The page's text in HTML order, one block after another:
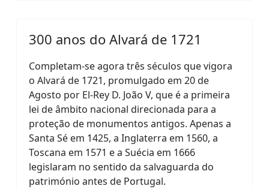
300 anos do Alvará de 1721
Completam-se agora três séculos que vigora
o Alvará de 1721, promulgado em 20 de
Agosto por El-Rey D. João V, que é a primeira
lei de âmbito nacional direcionada para a
proteção de monumentos antigos. Apenas a
Santa Sé em 1425, a Inglaterra em 1560, a
Toscana em 1571 e a Suécia em 1666
legislaram no sentido da salvaguarda do
património antes de Portugal.